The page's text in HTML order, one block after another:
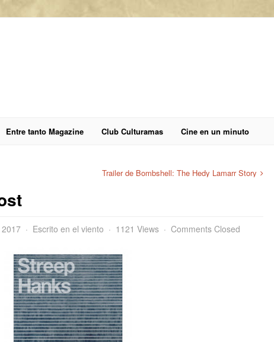
Entre tanto Magazine Club Culturamas Cine en un minuto
Trailer de Bombshell: The Hedy Lamarr Story
Escrito en el viento 1121 Views Comments Closed